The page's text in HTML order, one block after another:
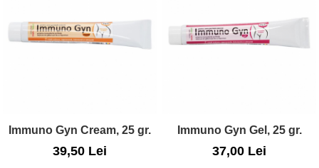
Immuno Gyn Cream, 25 gr.
39,50 Lei
Immuno Gyn Gel, 25 gr.
37,00 Lei